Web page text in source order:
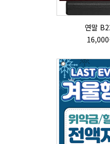
연말
16,000